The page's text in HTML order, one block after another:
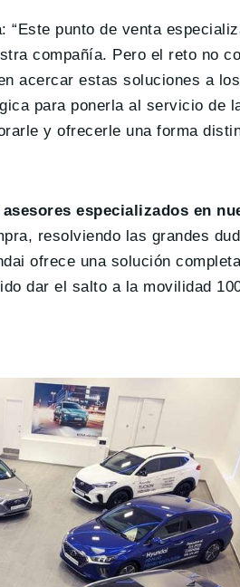
punto de venta
compañía. Pero el reto no
acercar estas soluciones a
para ponerla al servicio de
y ofrecerle una forma
especializados en
resolviendo las grandes
ofrece una solución
dar el salto a la movilidad